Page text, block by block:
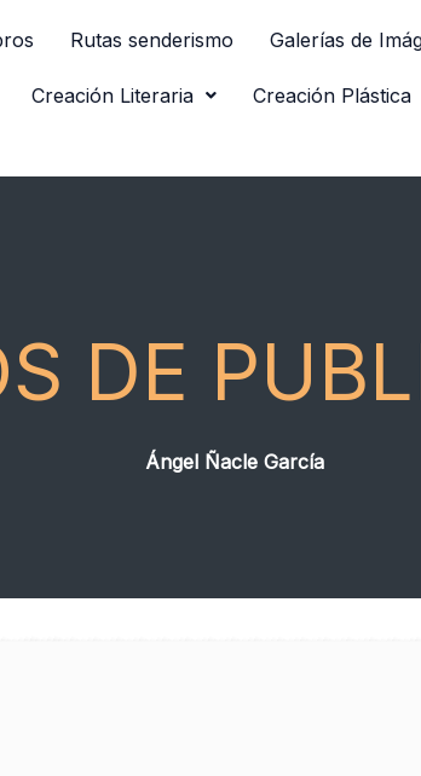
Rutas senderismo Galerías de
Creación Literaria Creación Plástica
DE
Ángel Ñacle García